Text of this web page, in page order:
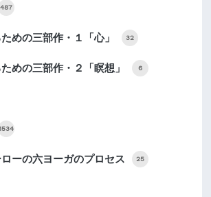
487
めの三部作・１「心」 32
めの三部作・２「瞑想」 6
ーの六ヨーガのプロセス 25